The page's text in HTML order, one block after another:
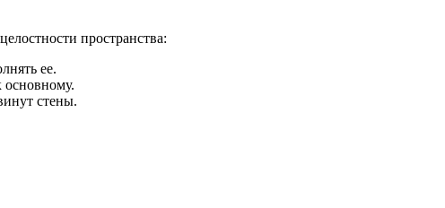
пространства:
ее.
основному.
стены.